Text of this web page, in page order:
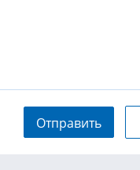
Отправить